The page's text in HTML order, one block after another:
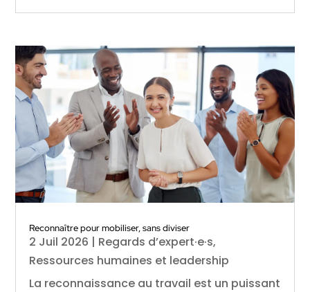
Reconnaître pour mobiliser, sans diviser
2 Juil 2026 | Regards d’expert·e·s,
Ressources humaines et leadership
La reconnaissance au travail est un puissant